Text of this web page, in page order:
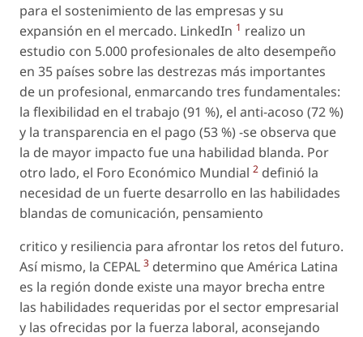
para el sostenimiento de las empresas y su
expansión en el mercado. LinkedIn 1 realizo un
estudio con 5.000 profesionales de alto desempeño
en 35 países sobre las destrezas más importantes
de un profesional, enmarcando tres fundamentales:
la flexibilidad en el trabajo (91 %), el anti-acoso (72 %)
y la transparencia en el pago (53 %) -se observa que
la de mayor impacto fue una habilidad blanda. Por
otro lado, el Foro Económico Mundial 2 definió la
necesidad de un fuerte desarrollo en las habilidades
blandas de comunicación, pensamiento
critico y resiliencia para afrontar los retos del futuro.
Así mismo, la CEPAL 3 determino que América Latina
es la región donde existe una mayor brecha entre
las habilidades requeridas por el sector empresarial
y las ofrecidas por la fuerza laboral, aconsejando